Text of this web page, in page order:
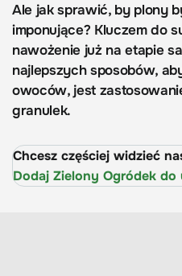
Ale jak sprawić, by plony
imponujące? Kluczem do
nawożenie już na etapie
najlepszych sposobów,
owoców, jest
granulek.
Chcesz częściej widzieć
Dodaj Zielony Ogródek do